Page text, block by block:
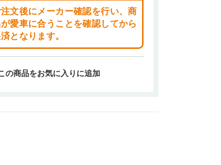
文後にメーカー確認を行い、商
愛車に合うことを確認してから
となります。
の商品をお気に入りに追加